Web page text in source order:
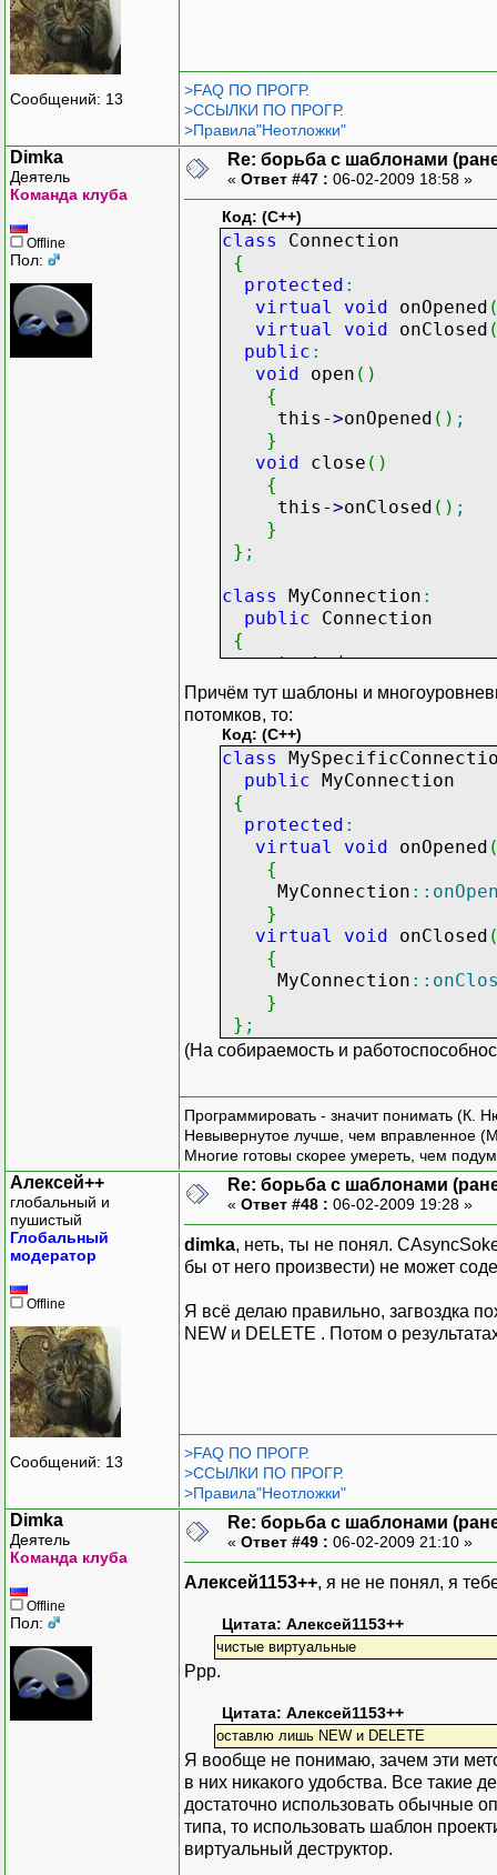
Сообщений: 13
>FAQ ПО ПРОГР.
>ССЫЛКИ ПО ПРОГР.
>Правила"Неотложки"
Dimka
Деятель
Команда клуба
Offline
Пол:
Re: борьба с шаблонами
« Ответ #47 : 06-02-2009 18:58 »
Код: (C++)
class
Connection
{
protected :
virtual
void onOpened
virtual
void onClosed
public :
void open ( )
{
this ->onOpened ( ) ;
}
void close ( )
{
this ->onClosed ( ) ;
}
} ;
class MyConnection :
public Connection
{
protected:
virtual
voidonOpened
{}
virtual
{}
;
Причём тут шаблоны и
потомков, то:
Код: (C++)
class
public MyConnection
{
protected :
virtual
void onOpened
{
MyConnection ::
}
virtual
void onClosed
{
MyConnection ::
}
} ;
(На собираемость и
Программировать - значит понимать (К.
Невывернутое лучше, чем вправленное
Многие готовы скорее умереть, чем
Алексей++
глобальный и
пушистый
Глобальный
модератор
Offline
Сообщений: 13
Re: борьба с шаблонами
« Ответ #48 : 06-02-2009 19:28 »
dimka, неть, ты не понял.
бы от него произвести) не может
Я всё делаю правильно, загвоздка
NEW и DELETE . Потом о
>FAQ ПО ПРОГР.
>ССЫЛКИ ПО ПРОГР.
>Правила"Неотложки"
Dimka
Деятель
Команда клуба
Offline
Пол:
Re: борьба с шаблонами
« Ответ #49 : 06-02-2009 21:10 »
Алексей1153++, я не не понял, я
Цитата: Алексей1153++
чистые виртуальные
Ррр.
Цитата: Алексей1153++
оставлю лишь NEW и DELETE
Я вообще не понимаю, зачем эти
в них никакого удобства. Все такие
достаточно использовать обычные
типа, то использовать шаблон
виртуальный деструктор.